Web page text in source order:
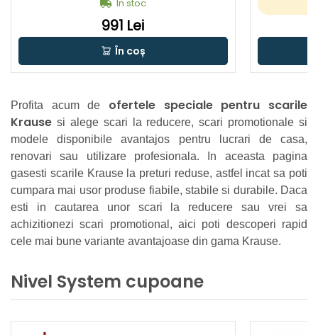
In stoc
991 Lei
În coș
ginal
Profita acum de ofertele speciale pentru scarile
Krause si alege scari la reducere, scari promotionale si
modele disponibile avantajos pentru lucrari de casa,
renovari sau utilizare profesionala. In aceasta pagina
gasesti scarile Krause la preturi reduse, astfel incat sa poti
cumpara mai usor produse fiabile, stabile si durabile. Daca
esti in cautarea unor scari la reducere sau vrei sa
achizitionezi scari promotional, aici poti descoperi rapid
cele mai bune variante avantajoase din gama Krause.
Nivel System cupoane